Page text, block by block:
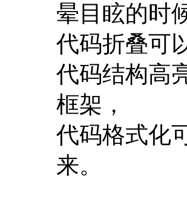
晕目眩的时
代码折叠可
代码结构高
框架，
代码格式化
来。